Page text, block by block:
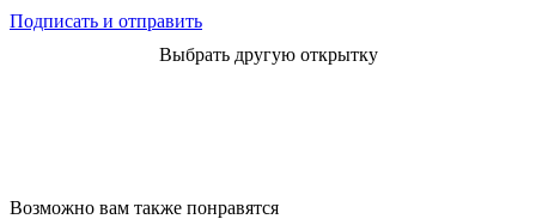
Подписать и отправить
Выбрать другую открытку
Возможно вам также понравятся